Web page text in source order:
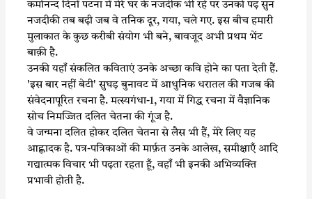
कर्मानन्द दिनों पटना में मेरे घर के नजदीक भी रहे पर उनको पढ़ सुन
नजदीकी तब बढ़ी जब वे तनिक दूर, गया, चले गए. इस बीच हमारी
मुलाकात के कुछ करीबी संयोग भी बने, बावजूद अभी प्रथम भेंट
बाक़ी है.
उनकी यहाँ संकलित कविताएं उनके अच्छा कवि होने का पता देती हैं.
'इस बार नहीं बेटी' सुघड़ बुनावट में आधुनिक धरातल की गजब की
संवेदनापूरित रचना है. मत्स्यगंधा-1, गया में गिद्ध रचना में वैज्ञानिक
सोच निमज्जित दलित चेतना की गूंज है.
वे जन्मना दलित होकर दलित चेतना से लैस भी हैं, मेरे लिए यह
आह्लादक है. पत्र-पत्रिकाओं की मार्फ़त उनके आलेख, समीक्षाएँ आदि
गद्यात्मक विचार भी पढ़ता रहता हूँ, वहाँ भी इनकी अभिव्यक्ति
प्रभावी होती है.